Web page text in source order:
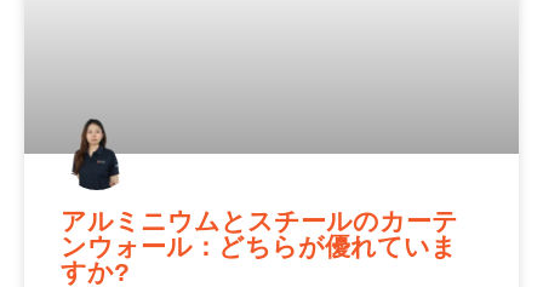
アルミニウムとスチールのカーテ
ンウォール：どちらが優れていま
すか?